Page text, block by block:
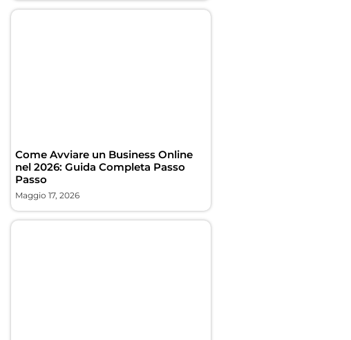
Come Avviare un Business Online
nel 2026: Guida Completa Passo
Passo
Maggio 17, 2026